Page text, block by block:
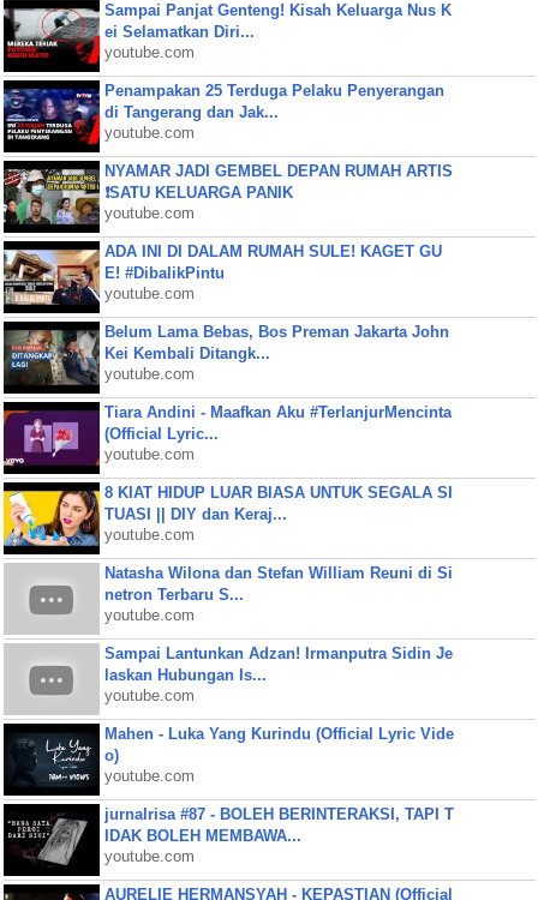
Sampai Panjat Genteng! Kisah Keluarga Nus K
ei Selamatkan Diri...
youtube.com
Penampakan 25 Terduga Pelaku Penyerangan
di Tangerang dan Jak...
youtube.com
NYAMAR JADI GEMBEL DEPAN RUMAH ARTIS
❗SATU KELUARGA PANIK
youtube.com
ADA INI DI DALAM RUMAH SULE! KAGET GU
E! #DibalikPintu
youtube.com
Belum Lama Bebas, Bos Preman Jakarta John
Kei Kembali Ditangk...
youtube.com
Tiara Andini - Maafkan Aku #TerlanjurMencinta
(Official Lyric...
youtube.com
8 KIAT HIDUP LUAR BIASA UNTUK SEGALA SI
TUASI || DIY dan Keraj...
youtube.com
Natasha Wilona dan Stefan William Reuni di Si
netron Terbaru S...
youtube.com
Sampai Lantunkan Adzan! Irmanputra Sidin Je
laskan Hubungan Is...
youtube.com
Mahen - Luka Yang Kurindu (Official Lyric Vide
o)
youtube.com
jurnalrisa #87 - BOLEH BERINTERAKSI, TAPI T
IDAK BOLEH MEMBAWA...
youtube.com
AURELIE HERMANSYAH - KEPASTIAN (Official